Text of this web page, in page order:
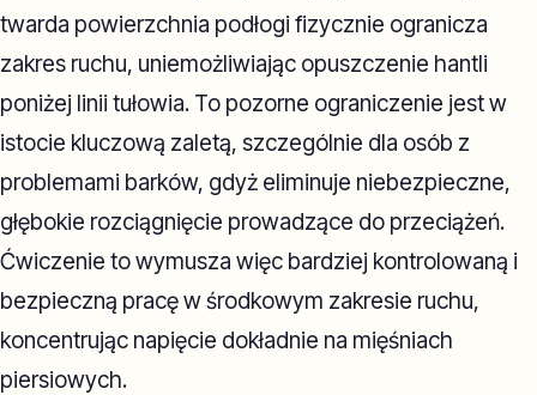
twarda powierzchnia podłogi fizycznie ogranicza
zakres ruchu, uniemożliwiając opuszczenie hantli
poniżej linii tułowia. To pozorne ograniczenie jest w
istocie kluczową zaletą, szczególnie dla osób z
problemami barków, gdyż eliminuje niebezpieczne,
głębokie rozciągnięcie prowadzące do przeciążeń.
Ćwiczenie to wymusza więc bardziej kontrolowaną i
bezpieczną pracę w środkowym zakresie ruchu,
koncentrując napięcie dokładnie na mięśniach
piersiowych.